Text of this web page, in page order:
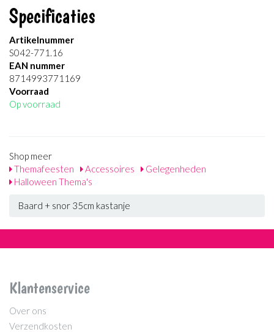
Specificaties
Artikelnummer
S042-771.16
EAN nummer
8714993771169
Voorraad
Op voorraad
Shop meer
Themafeesten
Accessoires
Gelegenheden
Halloween Thema's
Baard + snor 35cm kastanje
Klantenservice
Over ons
Verzendkosten